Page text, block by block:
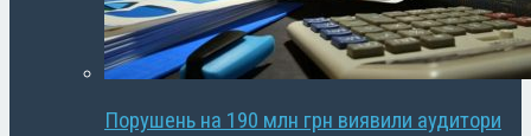
Порушень на 190 млн грн виявили аудитори